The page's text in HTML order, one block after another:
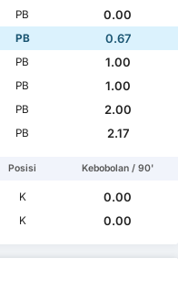
PB
0.00
PB
0.67
PB
1.00
PB
1.00
PB
2.00
PB 2.17
Posisi Kebobolan / 90'
K
0.00
K 0.00